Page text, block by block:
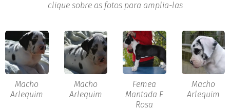
clique sobre as fotos para amplia-las
Macho
Arlequim
Macho
Arlequim
Femea
Mantada F
Rosa
Macho
Arlequim